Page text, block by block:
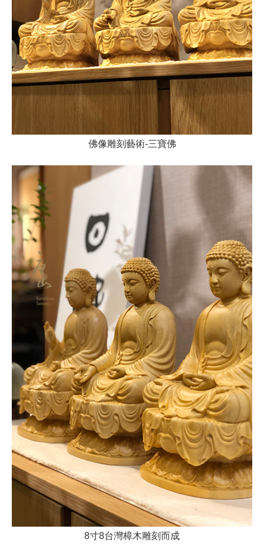
佛像雕刻藝術-三寶佛
8寸8台灣樟木雕刻而成